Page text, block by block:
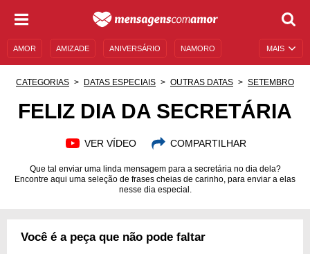
MAIS
AMOR AMIZADE ANIVERSÁRIO NAMORO
CATEGORIAS DATAS ESPECIAIS OUTRAS DATAS SETEMBRO
FELIZ DIA DA SECRETÁRIA
VER VÍDEO COMPARTILHAR
Que tal enviar uma linda mensagem para a secretária no dia dela?
Encontre aqui uma seleção de frases cheias de carinho, para enviar a elas
nesse dia especial.
Você é a peça que não pode faltar